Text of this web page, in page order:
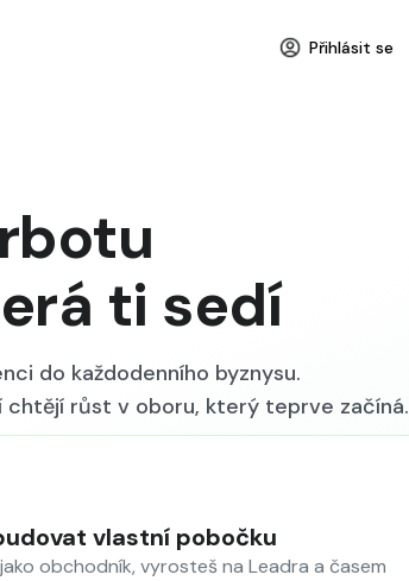
Přihlásit se
ti sedí
do každodenního byznysu.
chtějí růst v oboru, který teprve začíná.
vlastní pobočku
obchodník, vyrosteš na Leadra a časem